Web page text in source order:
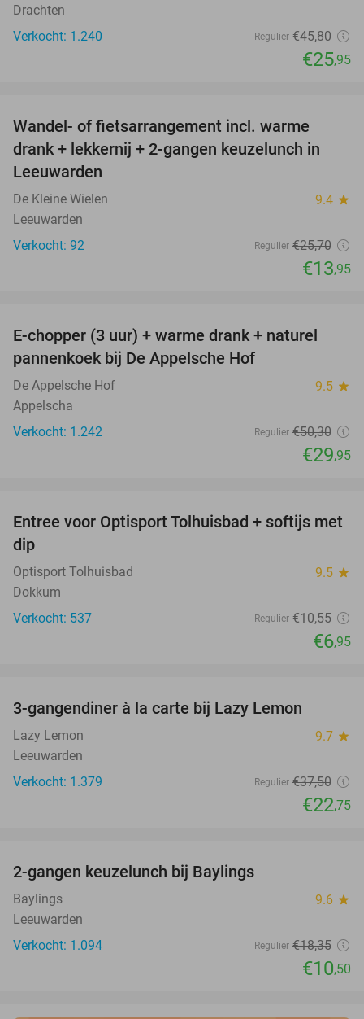
Drachten
Verkocht: 1.240
Regulier €45,80
€25,95
Wandel- of fietsarrangement incl. warme
drank + lekkernij + 2-gangen keuzelunch in
Leeuwarden
De Kleine Wielen 9.4 star
Leeuwarden
Verkocht: 92
Regulier €25,70
€13,95
40%
E-chopper (3 uur) + warme drank + naturel
pannenkoek bij De Appelsche Hof
De Appelsche Hof 9.5 star
Appelscha
Verkocht: 1.242
Regulier €50,30
€29,95
34%
Entree voor Optisport Tolhuisbad + softijs met
dip
Optisport Tolhuisbad 9.5 star
Dokkum
Verkocht: 537
Regulier €10,55
€6,95
3-gangendiner à la carte bij Lazy Lemon
Lazy Lemon 9.7 star
Leeuwarden
Verkocht: 1.379
Regulier €37,50
€22,75
2-gangen keuzelunch bij Baylings
Baylings 9.6 star
Leeuwarden
Verkocht: 1.094
Regulier €18,35
€10,50